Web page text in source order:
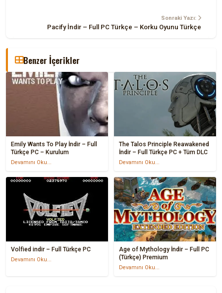
Sonraki Yazı:
Pacify İndir – Full PC Türkçe – Korku Oyunu Türkçe
Benzer İçerikler
Emily Wants To Play İndir – Full
Türkçe PC – Kurulum
Devamını Oku...
The Talos Principle Reawakened
İndir – Full Türkçe PC + Tüm DLC
Devamını Oku...
Volfied indir – Full Türkçe PC
Devamını Oku...
Age of Mythology İndir – Full PC
(Türkçe) Premium
Devamını Oku...